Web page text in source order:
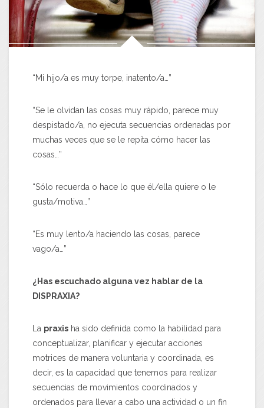
“Mi hijo/a es muy torpe, inatento/a…”
“Se le olvidan las cosas muy rápido, parece muy
despistado/a, no ejecuta secuencias ordenadas por
muchas veces que se le repita cómo hacer las
cosas…”
“Sólo recuerda o hace lo que él/ella quiere o le
gusta/motiva…”
“Es muy lento/a haciendo las cosas, parece
vago/a…”
¿Has escuchado alguna vez hablar de la
DISPRAXIA?
La praxis ha sido definida como la habilidad para
conceptualizar, planificar y ejecutar acciones
motrices de manera voluntaria y coordinada, es
decir, es la capacidad que tenemos para realizar
secuencias de movimientos coordinados y
ordenados para llevar a cabo una actividad o un fin